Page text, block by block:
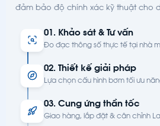
đảm bảo độ chính xác kỹ thuật cho
01. Khảo sát & Tư vấn
Đo đạc thông số thực tế tại nhà
02. Thiết kế giải pháp
Lựa chọn cấu hình bơm tối ưu
03. Cung ứng thần tốc
Giao hàng, lắp đặt & cân chỉnh